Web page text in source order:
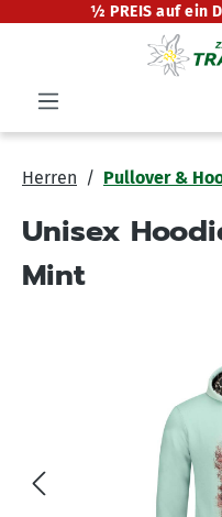
springen
½ PREIS auf ein
Herren Pullover &
Unisex
Mint
Bildergalerie